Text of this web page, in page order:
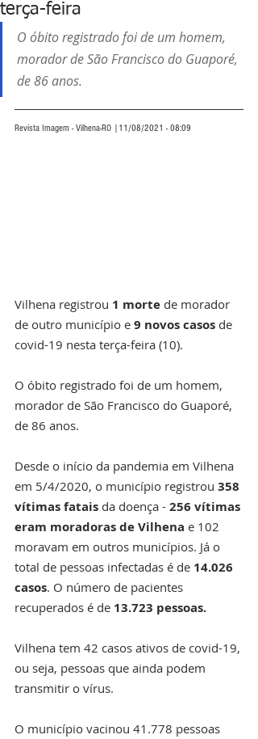
terça-feira
O óbito registrado foi de um homem,
morador de São Francisco do Guaporé,
de 86 anos.
Revista Imagem - Vilhena-RO |11/08/2021 - 08:09
Vilhena registrou 1 morte de morador
de outro município e 9 novos casos de
covid-19 nesta terça-feira (10).
O óbito registrado foi de um homem,
morador de São Francisco do Guaporé,
de 86 anos.
Desde o início da pandemia em Vilhena
em 5/4/2020, o município registrou 358
vítimas fatais da doença - 256 vítimas
eram moradoras de Vilhena e 102
moravam em outros municípios. Já o
total de pessoas infectadas é de 14.026
casos. O número de pacientes
recuperados é de 13.723 pessoas.
Vilhena tem 42 casos ativos de covid-19,
ou seja, pessoas que ainda podem
transmitir o vírus.
O município vacinou 41.778 pessoas